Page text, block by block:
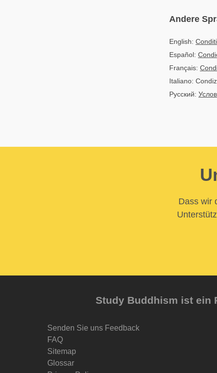
Andere
English:
Español:
Français:
Italiano:
Русский:
Dass wir
Study Buddhism ist ein
Senden Sie uns Feedback
FAQ
Sitemap
Glossar